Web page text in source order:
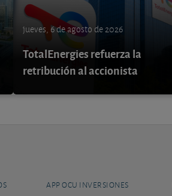
jueves, 6 de agosto de 2026
TotalEnergies refuerza la
retribución al accionista
APP OCU INVERSIONES